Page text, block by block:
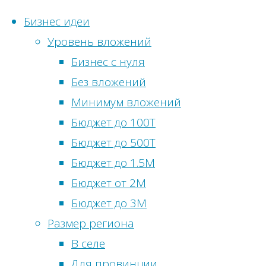
содержимому
Бизнес идеи
Уровень вложений
Бизнес с нуля
Без вложений
Минимум вложений
Бюджет до 100Т
Бюджет до 500Т
Бюджет до 1.5М
Бюджет от 2М
Бюджет до 3М
Размер региона
В селе
Главная
Финансовый
блог
Мотивация
5
признаков
крутого
Метки
Бизнес
идеи
без
вложений
Бизнес
идеи
в